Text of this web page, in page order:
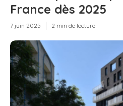
France dès 2025
7 juin 2025 2 min de lecture